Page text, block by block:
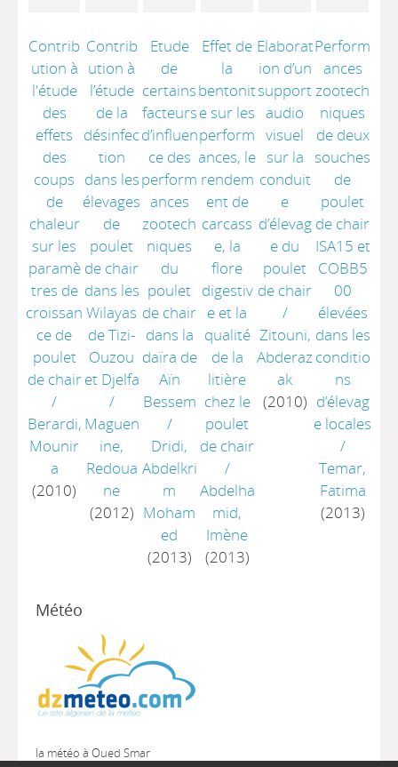
Contrib
ution à
l'étude
des
effets
des
coups
de
chaleur
sur les
paramè
tres de
croissan
ce de
poulet
de chair
/
Berardi,
Mounir
a
(2010)
Contrib
ution à
l’étude
de la
désinfec
tion
dans les
élevages
de
poulet
de chair
dans les
Wilayas
de Tizi-
Ouzou
et Djelfa
/
Maguen
ine,
Redoua
ne
(2012)
Etude
de
certains
facteurs
d’influen
ce des
perform
ances
zootech
niques
du
poulet
de chair
dans la
daïra de
Aïn
Bessem
/
Dridi,
Abdelkri
m
Moham
ed
(2013)
Effet de
la
bentonit
e sur les
perform
ances, le
rendem
ent de
carcass
e, la
flore
digestiv
e et la
qualité
de la
litière
chez le
poulet
de chair
/
Abdelha
mid,
Imène
(2013)
Elaborat
ion d’un
support
audio
visuel
sur la
conduit
e
d’élevag
e du
poulet
de chair
/
Zitouni,
Abderaz
ak
(2010)
Perform
ances
zootech
niques
de deux
souches
de
poulet
de chair
ISA15 et
COBB5
00
élevées
dans les
conditio
ns
d’élevag
e locales
/
Temar,
Fatima
(2013)
Météo
la météo à Oued Smar